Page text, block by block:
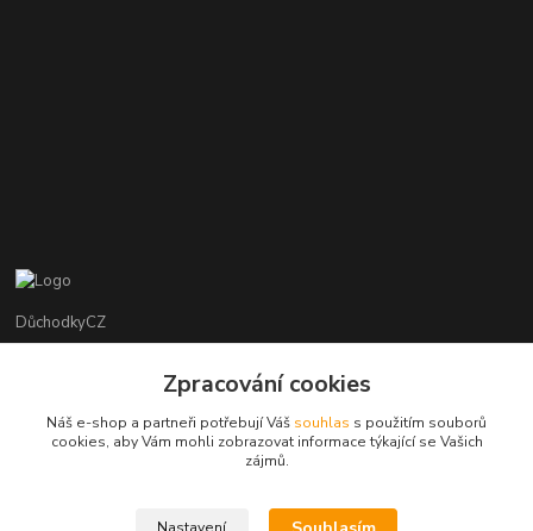
DůchodkyCZ
+420 412384749
objednavky@duchodky.cz
Zpracování cookies
Náš e-shop a partneři potřebují Váš souhlas s použitím souborů
cookies, aby Vám mohli zobrazovat informace týkající se Vašich
zájmů.